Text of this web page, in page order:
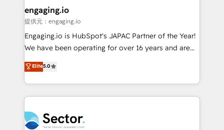
Também somos distribuidores oficiais da HubSpot
e de mais de 150 softwares globais permitindo
contratar e pagar a HubSpot em reais com nota
fiscal no Brasil e gerar economia de até 50% na
Oferecemos ainda agentes de IA especializados em
HubSpot que automatizam tarefas executam rotinas
empresas em 13 países utilizam a Nexforce. Somos
a maior parceira da HubSpot na América Latina e
engaging.io
提供元：engaging.io
Engaging.io is HubSpot's JAPAC Partner of the Year!
We have been operating for over 16 years and are
one of HubSpot's most experienced and technically
capable Agency Partners globally. We specialise in
complex CRM migrations, implementations,
integrations, custom CMS portal development,
businesses. Our teams are based in North America
Elite5.0